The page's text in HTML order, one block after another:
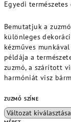
Egyedi
Bemutatjuk a
különleges
kézműves
példája a
zuzmó, a szárított
harmóniát visz
ZUZMÓ SZÍNE